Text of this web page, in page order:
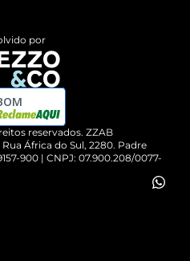
reservados. ZZAB
África do Sul, 2280. Padre
900 | CNPJ: 07.900.208/0077-
por